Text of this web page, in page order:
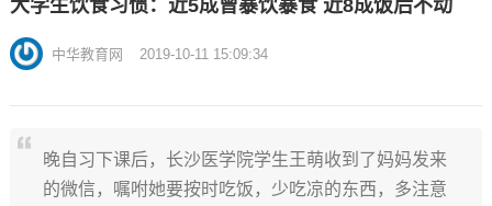
大学生饮食习惯：近5成曾暴饮暴食 近8成饭后不动
中华教育网 2019-10-11 15:09:34
晚自习下课后，长沙医学院学生王萌收到了妈妈发来
的微信，嘱咐她要按时吃饭，少吃凉的东西，多注意